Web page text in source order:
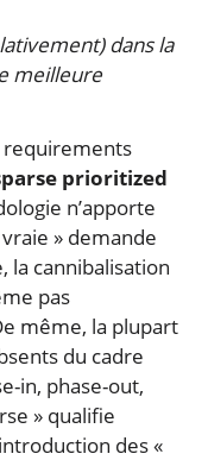
dans la
meilleure
prioritized
n’apporte
» demande
la cannibalisation
pas
même, la plupart
du cadre
in, phase-out,
» qualifie
des «